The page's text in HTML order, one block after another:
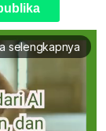
selengkapnya